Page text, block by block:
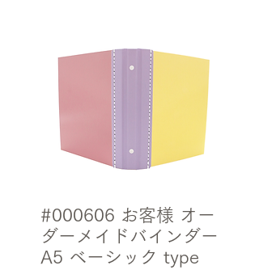
#000606 お客様 オー
ダーメイドバインダー
A5 ベーシック type